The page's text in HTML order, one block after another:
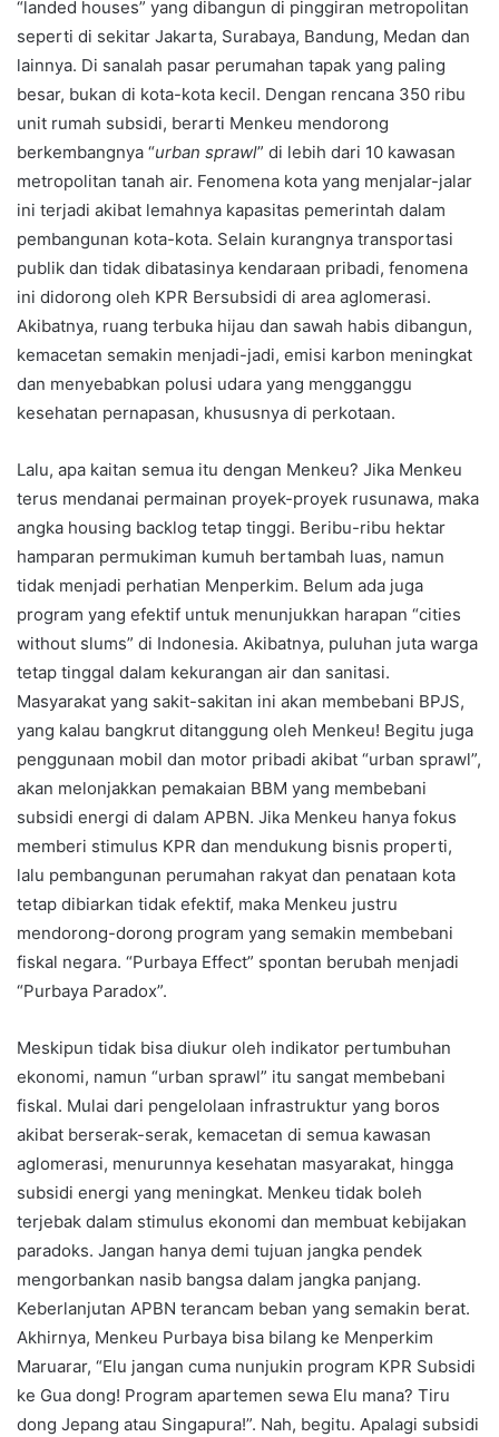
“landed houses” yang dibangun di pinggiran metropolitan
seperti di sekitar Jakarta, Surabaya, Bandung, Medan dan
lainnya. Di sanalah pasar perumahan tapak yang paling
besar, bukan di kota-kota kecil. Dengan rencana 350 ribu
unit rumah subsidi, berarti Menkeu mendorong
berkembangnya “urban sprawl” di lebih dari 10 kawasan
metropolitan tanah air. Fenomena kota yang menjalar-jalar
ini terjadi akibat lemahnya kapasitas pemerintah dalam
pembangunan kota-kota. Selain kurangnya transportasi
publik dan tidak dibatasinya kendaraan pribadi, fenomena
ini didorong oleh KPR Bersubsidi di area aglomerasi.
Akibatnya, ruang terbuka hijau dan sawah habis dibangun,
kemacetan semakin menjadi-jadi, emisi karbon meningkat
dan menyebabkan polusi udara yang mengganggu
kesehatan pernapasan, khususnya di perkotaan.
Lalu, apa kaitan semua itu dengan Menkeu? Jika Menkeu
terus mendanai permainan proyek-proyek rusunawa, maka
angka housing backlog tetap tinggi. Beribu-ribu hektar
hamparan permukiman kumuh bertambah luas, namun
tidak menjadi perhatian Menperkim. Belum ada juga
program yang efektif untuk menunjukkan harapan “cities
without slums” di Indonesia. Akibatnya, puluhan juta warga
tetap tinggal dalam kekurangan air dan sanitasi.
Masyarakat yang sakit-sakitan ini akan membebani BPJS,
yang kalau bangkrut ditanggung oleh Menkeu! Begitu juga
penggunaan mobil dan motor pribadi akibat “urban sprawl”,
akan melonjakkan pemakaian BBM yang membebani
subsidi energi di dalam APBN. Jika Menkeu hanya fokus
memberi stimulus KPR dan mendukung bisnis properti,
lalu pembangunan perumahan rakyat dan penataan kota
tetap dibiarkan tidak efektif, maka Menkeu justru
mendorong-dorong program yang semakin membebani
fiskal negara. “Purbaya Effect” spontan berubah menjadi
“Purbaya Paradox”.
Meskipun tidak bisa diukur oleh indikator pertumbuhan
ekonomi, namun “urban sprawl” itu sangat membebani
fiskal. Mulai dari pengelolaan infrastruktur yang boros
akibat berserak-serak, kemacetan di semua kawasan
aglomerasi, menurunnya kesehatan masyarakat, hingga
subsidi energi yang meningkat. Menkeu tidak boleh
terjebak dalam stimulus ekonomi dan membuat kebijakan
paradoks. Jangan hanya demi tujuan jangka pendek
mengorbankan nasib bangsa dalam jangka panjang.
Keberlanjutan APBN terancam beban yang semakin berat.
Akhirnya, Menkeu Purbaya bisa bilang ke Menperkim
Maruarar, “Elu jangan cuma nunjukin program KPR Subsidi
ke Gua dong! Program apartemen sewa Elu mana? Tiru
dong Jepang atau Singapura!”. Nah, begitu. Apalagi subsidi